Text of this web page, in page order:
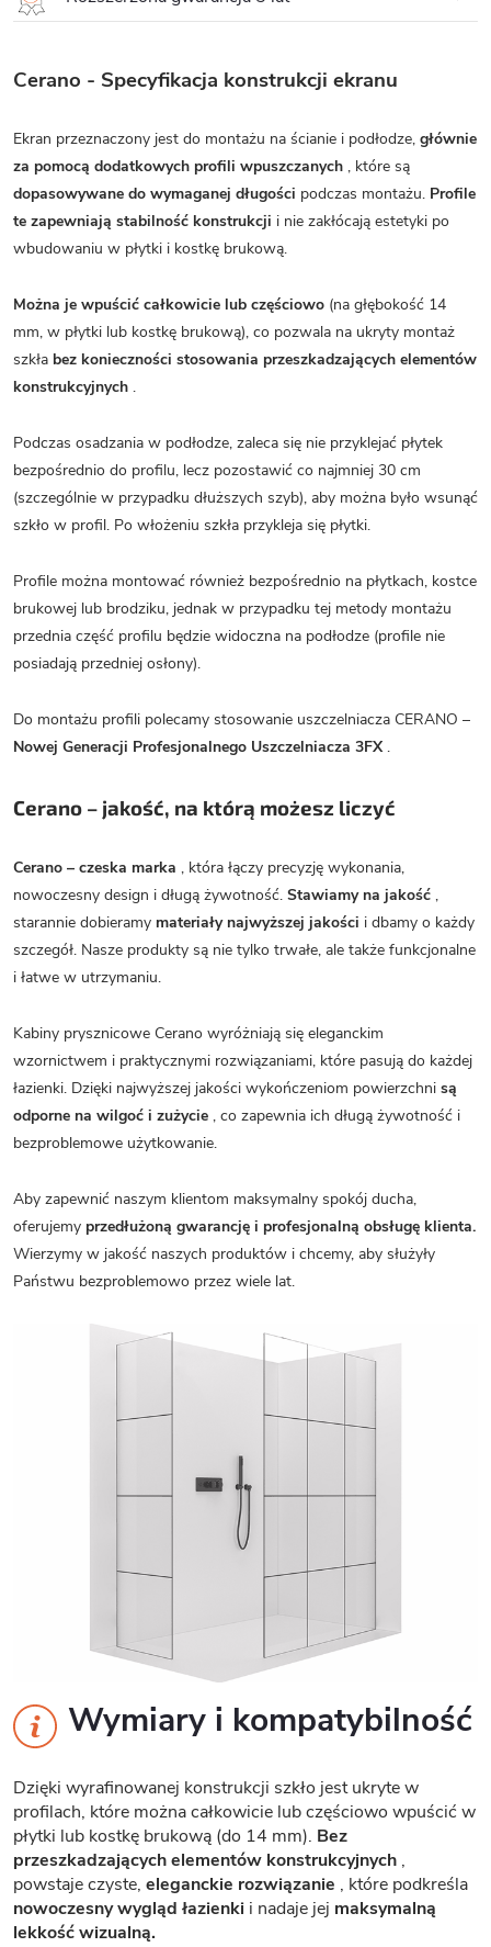
Cerano - Specyfikacja konstrukcji ekranu
Ekran przeznaczony jest do montażu na ścianie i podłodze, głównie
za pomocą dodatkowych profili wpuszczanych , które są
dopasowywane do wymaganej długości podczas montażu. Profile
te zapewniają stabilność konstrukcji i nie zakłócają estetyki po
wbudowaniu w płytki i kostkę brukową.
Można je wpuścić całkowicie lub częściowo (na głębokość 14
mm, w płytki lub kostkę brukową), co pozwala na ukryty montaż
szkła bez konieczności stosowania przeszkadzających elementów
konstrukcyjnych .
Podczas osadzania w podłodze, zaleca się nie przyklejać płytek
bezpośrednio do profilu, lecz pozostawić co najmniej 30 cm
(szczególnie w przypadku dłuższych szyb), aby można było wsunąć
szkło w profil. Po włożeniu szkła przykleja się płytki.
Profile można montować również bezpośrednio na płytkach, kostce
brukowej lub brodziku, jednak w przypadku tej metody montażu
przednia część profilu będzie widoczna na podłodze (profile nie
posiadają przedniej osłony).
Do montażu profili polecamy stosowanie uszczelniacza CERANO –
Nowej Generacji Profesjonalnego Uszczelniacza 3FX.
Cerano – jakość, na którą możesz liczyć
Cerano – czeska marka , która łączy precyzję wykonania,
nowoczesny design i długą żywotność. Stawiamy na jakość ,
starannie dobieramy materiały najwyższej jakości i dbamy o każdy
szczegół. Nasze produkty są nie tylko trwałe, ale także funkcjonalne
i łatwe w utrzymaniu.
Kabiny prysznicowe Cerano wyróżniają się eleganckim
wzornictwem i praktycznymi rozwiązaniami, które pasują do każdej
łazienki. Dzięki najwyższej jakości wykończeniom powierzchni są
odporne na wilgoć i zużycie , co zapewnia ich długą żywotność i
bezproblemowe użytkowanie.
Aby zapewnić naszym klientom maksymalny spokój ducha,
oferujemy przedłużoną gwarancję i profesjonalną obsługę klienta.
Wierzymy w jakość naszych produktów i chcemy, aby służyły
Państwu bezproblemowo przez wiele lat.
Wymiary i kompatybilność
Dzięki wyrafinowanej konstrukcji szkło jest ukryte w
profilach, które można całkowicie lub częściowo wpuścić w
płytki lub kostkę brukową (do 14 mm). Bez
przeszkadzających elementów konstrukcyjnych ,
powstaje czyste, eleganckie rozwiązanie , które podkreśla
nowoczesny wygląd łazienki i nadaje jej maksymalną
lekkość wizualną.